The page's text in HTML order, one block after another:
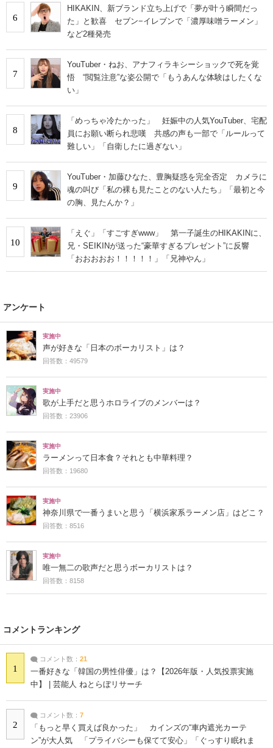
6
HIKAKIN、新ブランド立ち上げで「夢が叶う瞬間だっ
た」と歓喜 セブン−イレブンで「濃厚味噌ラーメン」
など2種発売
7
YouTuber・ねお、アナフィラキシーショックで死を覚
悟 “閲覧注意”な姿公開で「もうあんな体験はしたくな
い」
8
「めっちゃ冷たかった」 妊娠中の人気YouTuber、宅配
員にお願い断られ悲嘆 共感の声も一部で「ルールって
難しい」「自衛したに過ぎない」
9
YouTuber・加藤ひなた、豊胸疑惑を完全否定 カメラに
魂の叫び「私の裸も見たことのない人たち」「最初と今
の胸、見たんか？」
10
「えぐ」「すごすぎwww」 第一子誕生のHIKAKINに、
兄・SEIKINが送った“豪華すぎるプレゼント”に反響
「おおおおお！！！！！」「兄神やん」
アンケート
実施中
声が好きな「日本のボーカリスト」は？
回答数：49579
実施中
歌が上手だと思うホロライブのメンバーは？
回答数：23906
実施中
ラーメンって日本食？それとも中華料理？
回答数：19680
実施中
神奈川県で一番うまいと思う「横浜家系ラーメン店」はどこ？
回答数：8516
実施中
唯一無二の歌声だと思うボーカリストは？
回答数：8158
コメントランキング
1
コメント数： 21
一番好きな「韓国の男性俳優」は？【2026年版・人気投票実施
中】 | 芸能人 ねとらぼリサーチ
2
コメント数： 7
「もっと早く買えば良かった」 カインズの“車内遮光カーテ
ン”が大人気 「プライバシーも保てて安心」「ぐっすり眠れま